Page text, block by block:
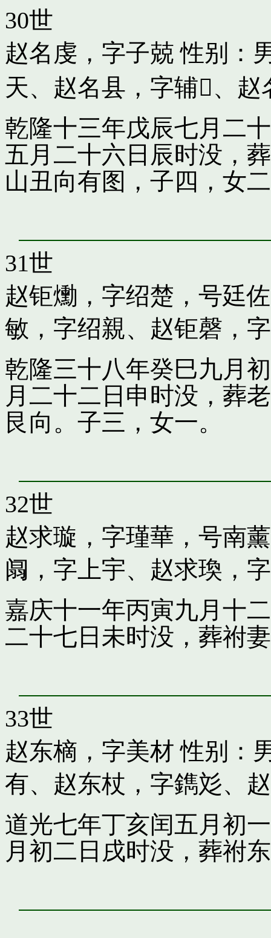
30世
赵名虔，字子兢 性别：
天、 赵名县，字辅𠗜、 赵
乾隆十三年戊辰七月二
五月二十六日辰时没，
山丑向有图，子四，女
31世
赵钜爋，字绍楚，号廷佐
敏，字绍親、 赵钜磬，
乾隆三十八年癸巳九月
月二十二日申时没，葬
艮向。子三，女一。
32世
赵求璇，字瑾華，号南薰
阘，字上宇、 赵求瑍，
嘉庆十一年丙寅九月十
二十七日未时没，葬祔
33世
赵东樀，字美材 性别：
有、 赵东杖，字鐫彣、
道光七年丁亥闰五月初
月初二日戌时没，葬祔